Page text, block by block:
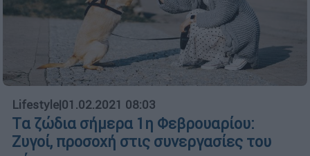
Lifestyle|01.02.2021 08:03
Tα ζώδια σήμερα 1η Φεβρουαρίου:
Ζυγοί, προσοχή στις συνεργασίες του